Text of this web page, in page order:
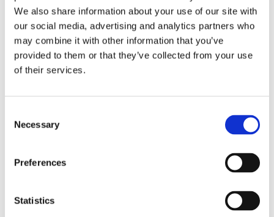
We also share information about your use of our site with
our social media, advertising and analytics partners who
may combine it with other information that you’ve
provided to them or that they’ve collected from your use
of their services.
Selection
Necessary
Preferences
Statistics
är perfekt för arbetsfordon, entreprenad och
lastbilar som behöver synas ordentligt.
Vision X Micro Shocker är IP68/IP69K-klassad
med 21G vibrationsklass. Den är även CISPR25-
klassad, med EMC-filter som inte stör ett fordons
Shocker i princip oförstörbar – vilket Vision X står
Egenskaper:
Kompakt extraljusramp för montage i trånga